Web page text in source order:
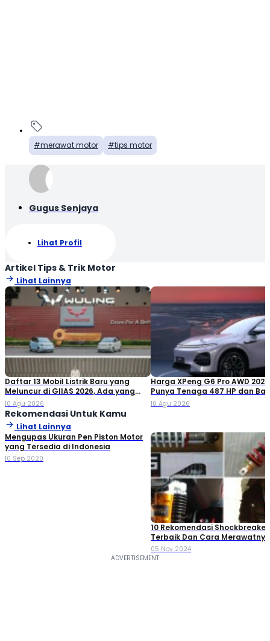
merawat motor tips motor
Gugus Senjaya
Lihat Profil
Artikel Tips & Trik Motor
Lihat Lainnya
Daftar 13 Mobil Listrik Baru yang
Meluncur di GIIAS 2026, Ada yang
Cuma 150 Jutaan
10 Agu 2026
Harga XPeng G6 Pro AWD
Punya Tenaga 487 HP dan
80,8 kWh
10 Agu 2026
Rekomendasi Untuk Kamu
Lihat Lainnya
Mengupas Ukuran Pen Piston Motor
yang Tersedia di Indonesia
10 Sep 2020
10 Rekomendasi
Terbaik Dan Cara
Mana?
05 Nov 2024